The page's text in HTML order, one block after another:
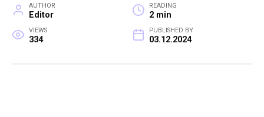
AUTHOR
Editor
READING
2 min
VIEWS
334
PUBLISHED BY
03.12.2024